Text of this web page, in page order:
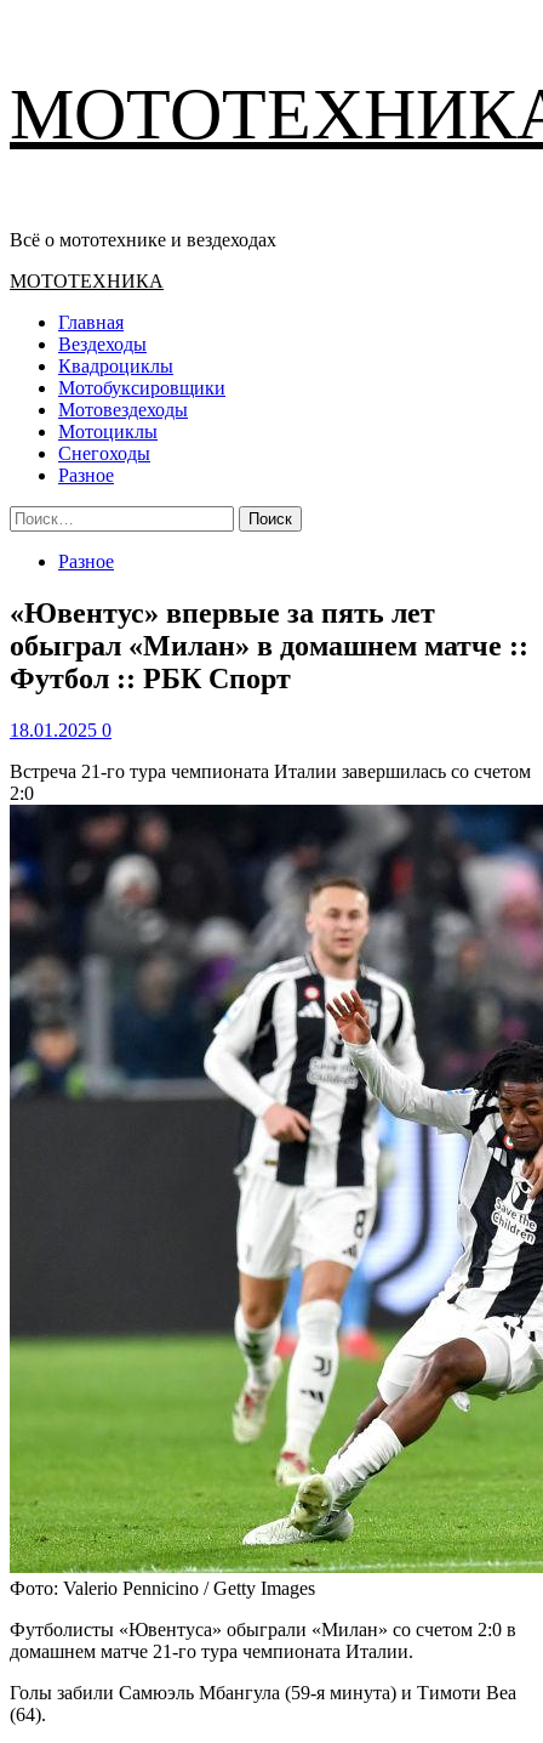
содержимому
Всё о мототехнике и вездеходах
Основное
МОТОТЕХНИКА
Главная
Вездеходы
Квадроциклы
Мотобуксировщики
Мотовездеходы
Мотоциклы
Снегоходы
Разное
Найти:
Разное
«Ювентус» впервые за пять лет
обыграл «Милан» в домашнем матче ::
Футбол :: РБК Спорт
18.01.2025 0
Встреча 21-го тура чемпионата Италии завершилась со счетом
2:0
Фото: Valerio Pennicino / Getty Images
Футболисты «Ювентуса» обыграли «Милан» со счетом 2:0 в
домашнем матче 21-го тура чемпионата Италии.
Голы забили Самюэль Мбангула (59-я минута) и Тимоти Веа
(64).